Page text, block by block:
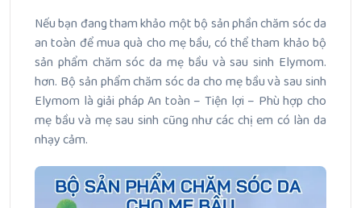
Nếu bạn đang tham khảo một bộ sản phần chăm sóc da
an toàn để mua quà cho mẹ bầu, có thể tham khảo bộ
sản phẩm chăm sóc da mẹ bầu và sau sinh Elymom.
hơn. Bộ sản phẩm chăm sóc da cho mẹ bầu và sau sinh
Elymom là giải pháp An toàn – Tiện lợi – Phù hợp cho
mẹ bầu và mẹ sau sinh cũng như các chị em có làn da
nhạy cảm.